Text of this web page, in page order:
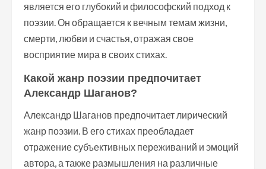
является его глубокий и философский подход к
поэзии. Он обращается к вечным темам жизни,
смерти, любви и счастья, отражая свое
восприятие мира в своих стихах.
Какой жанр поэзии предпочитает
Александр Шаганов?
Александр Шаганов предпочитает лирический
жанр поэзии. В его стихах преобладает
отражение субъективных переживаний и эмоций
автора, а также размышления на различные